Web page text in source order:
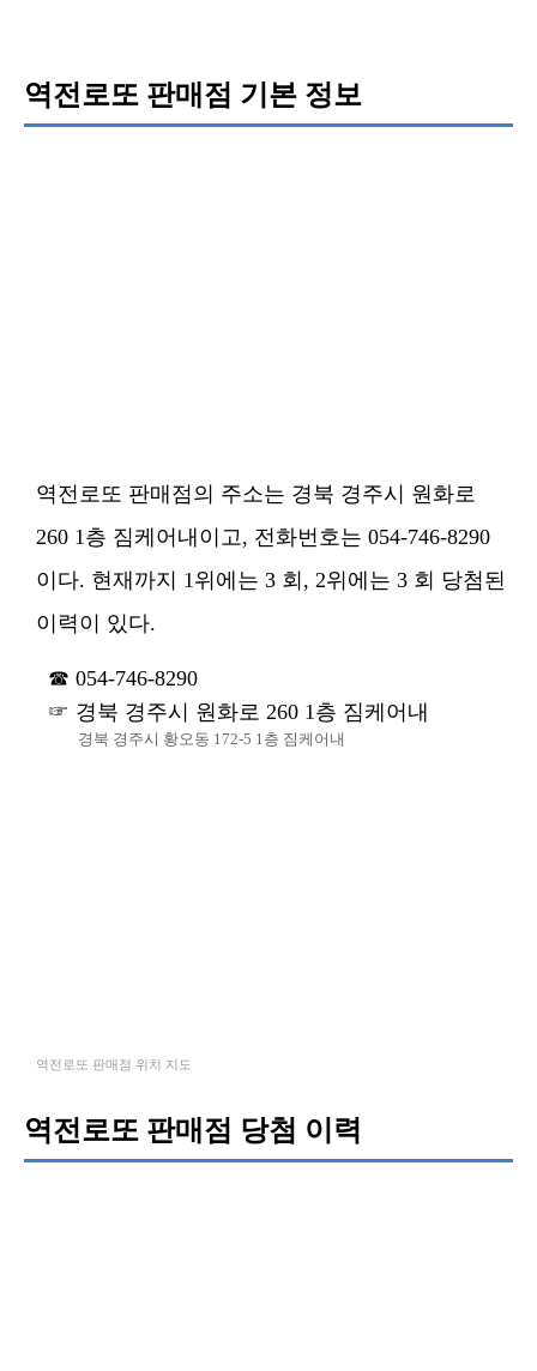
역전로또 판매점 기본 정보
역전로또 판매점의 주소는 경북 경주시 원화로
260 1층 짐케어내이고, 전화번호는 054-746-8290
이다. 현재까지 1위에는 3 회, 2위에는 3 회 당첨된
이력이 있다.
054-746-8290
경북 경주시 원화로 260 1층 짐케어내
경북 경주시 황오동 172-5 1층 짐케어내
역전로또 판매점 위치 지도
역전로또 판매점 당첨 이력